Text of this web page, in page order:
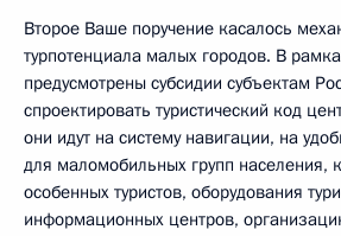
Второе Ваше поручение касалось
турпотенциала малых городов. В
предусмотрены субсидии субъектам
спроектировать туристический код
они идут на систему навигации, на
для маломобильных групп населения,
особенных туристов, оборудования
информационных центров,